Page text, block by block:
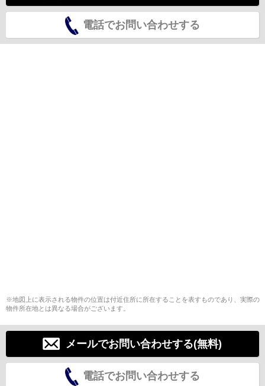
電話でお問い合わせする
※地図上に表示される物件の位置は付近住所に所在することを表すものであり、実際の
物件所在地とは異なる場合がございます。
メールでお問い合わせする(無料)
電話でお問い合わせする